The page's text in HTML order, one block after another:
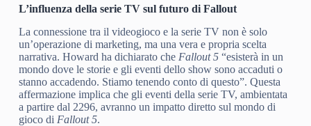
L’influenza della serie TV sul futuro di Fallout
La connessione tra il videogioco e la serie TV non è solo
un’operazione di marketing, ma una vera e propria scelta
narrativa. Howard ha dichiarato che Fallout 5“esisterà in un
mondo dove le storie e gli eventi dello show sono accaduti o
stanno accadendo. Stiamo tenendo conto di questo”. Questa
affermazione implica che gli eventi della serie TV, ambientata
a partire dal 2296, avranno un impatto diretto sul mondo di
gioco di Fallout 5.